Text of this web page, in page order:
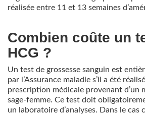
réalisée entre 11 et 13 semaines
Combien coûte un
HCG ?
Un test de grossesse sanguin est
par l’Assurance maladie s’il a été
prescription médicale provenant d’un
sage-femme. Ce test doit
un laboratoire d’analyses. Dans le cas